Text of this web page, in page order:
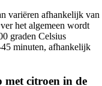
variëren afhankelijk van
het algemeen wordt
graden Celsius
minuten, afhankelijk
met citroen in de